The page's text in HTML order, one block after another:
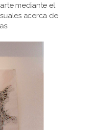
mediante el
acerca de